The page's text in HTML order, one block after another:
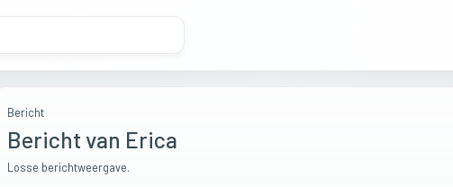
Bericht
Bericht van Erica
Losse berichtweergave.